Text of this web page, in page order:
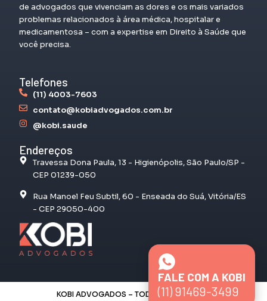
de advogados que vivenciam as dores e os mais variados
problemas relacionados à área médica, hospitalar e
medicamentosa – com a expertise em Direito à Saúde que
você precisa.
Telefones
(11) 4003-7603
contato@kobiadvogados.com.br
@kobi.saude
Endereços
Travessa Dona Paula, 13 - Higienópolis, São Paulo/SP -
CEP 01239-050
Rua Manoel Feu Subtil, 60 - Enseada do Suá, Vitória/ES
- CEP 29050-400
FALE COM A KOBI
(11) 91469-3499
KOBI ADVOGADOS – TODOS OS DIREITOS